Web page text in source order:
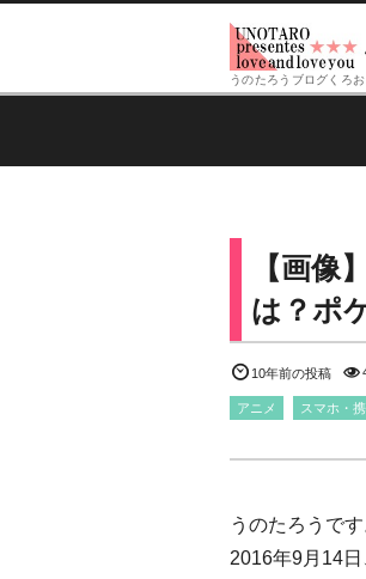
うのたろうブログくろお
【画像
は？ポ
10年前の投稿
アニメ スマホ・
うのたろうです
2016年9月14